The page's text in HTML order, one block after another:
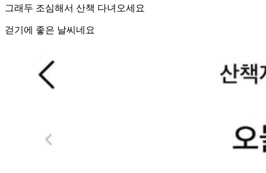
그래두 조심해서 산책 다녀오세요
걷기에 좋은 날씨네요